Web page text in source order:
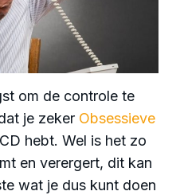
om de controle te
je zeker Obsessieve
hebt. Wel is het zo
en verergert, dit kan
wat je dus kunt doen